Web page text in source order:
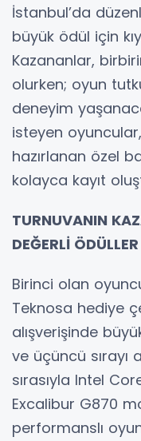
İstanbul’da
büyük ödül için
Kazananlar,
olurken; oyun
deneyim
isteyen
hazırlanan özel
kolayca kayıt
TURNUVANIN
DEĞERLİ ÖDÜLLER
Birinci olan
Teknosa hediye
alışverişinde
ve üçüncü sırayı
sırasıyla Intel
Excalibur G870
performanslı